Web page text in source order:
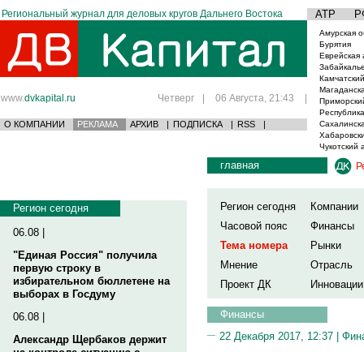
Региональный журнал для деловых кругов Дальнего Востока АТР
www.dvkapital.ru Четверг | 06 Августа, 21:43 |
О КОМПАНИИ РЕКЛАМА АРХИВ | ПОДПИСКА | RSS |
Амурская
Бурятия
Еврейская
Чукотский
Регион сегодня
06.08 |
"Единая Россия" получила
первую строку в
избирательном бюллетене на
выборах в Госдуму
06.08 |
Александр Щербаков держит
главная
Регион сегодня
Компании
Часовой пояс
Финансы
Тема номера
Рынки
Мнение
Отрасль
Проект ДК
Инновации
Финансы
22 Декабря 2017, 12:37 |